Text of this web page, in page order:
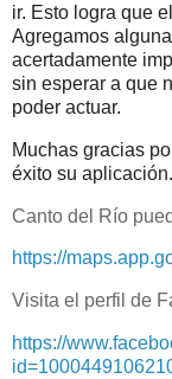
ir. Esto logra que
Agregamos
acertadamente
sin esperar a que
poder actuar.
Muchas gracias
éxito su aplicación.
Canto del Río
https://
Visita el perfil de
https://